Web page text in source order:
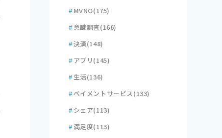
# MVNO(175)
# 意識調査(166)
#決済(148)
# アプリ(145)
# 生活(136)
#ペイメントサービス(133)
# シェア(113)
#満足度(113)